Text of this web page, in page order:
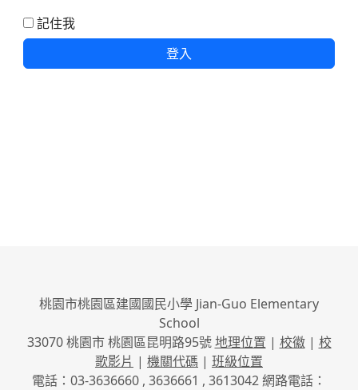
記住我
登入
桃園市桃園區建國國民小學 Jian-Guo Elementary
School
33070 桃園市 桃園區昆明路95號地理位置 | 校徽| 校
歌影片 | 機關代碼 | 班級位置
電話：03-3636660 , 3636661 , 3613042 網路電話：